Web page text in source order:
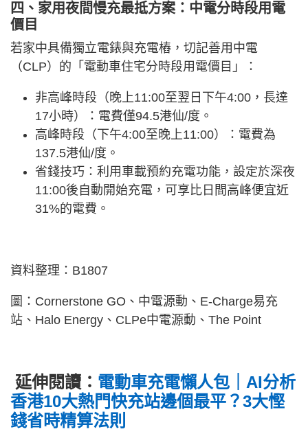
四、家用夜間慢充最抵方案：中電分時段用電
價目
若家中具備獨立電錶與充電樁，切記善用中電
（CLP）的「電動車住宅分時段用電價目」：
非高峰時段（晚上11:00至翌日下午4:00，長達
17小時）：電費僅94.5港仙/度。
高峰時段（下午4:00至晚上11:00）：電費為
137.5港仙/度。
省錢技巧：利用車載預約充電功能，設定於深夜
11:00後自動開始充電，可享比日間高峰便宜近
31%的電費。
資料整理：B1807
圖：Cornerstone GO、中電源動、E-Charge易充
站、Halo Energy、CLPe中電源動、The Point
延伸閱讀： 電動車充電懶人包｜AI分析
香港10大熱門快充站邊個最平？3大慳
錢省時精算法則